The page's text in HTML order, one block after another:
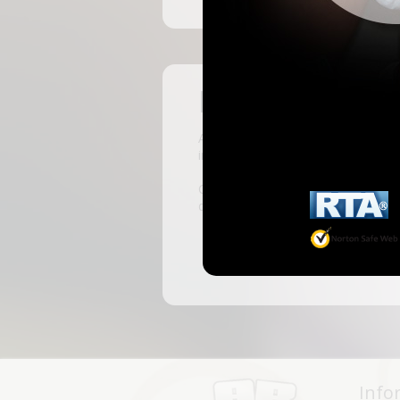
Pas encore
ABKingdom est le site français de
inscrivant, vous pourrez accéder
C'est rapide et gratuit, des milliers
discussions, faire des rencontres,